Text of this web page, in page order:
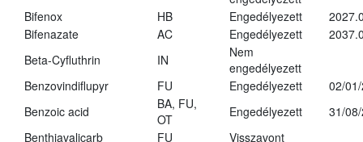
Bifenox
HB Engedélyezett
Bifenazate
AC Engedélyezett
Beta-Cyfluthrin
IN
Nem
engedélyezett
Benzovindiflupyr
FU Engedélyezett
02/
Benzoic acid
BA, FU,
OT
Engedélyezett
31/
Benthiavalicarb
FU
Visszavont